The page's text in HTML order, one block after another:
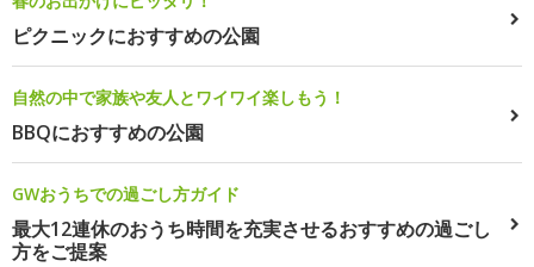
ピクニックにおすすめの公園
自然の中で家族や友人とワイワイ楽しもう！
BBQにおすすめの公園
GWおうちでの過ごし方ガイド
最大12連休のおうち時間を充実させるおすすめの過ごし
方をご提案